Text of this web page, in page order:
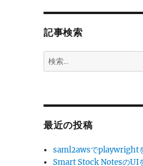
記事検索
検
索:
最近の投稿
saml2awsでplaywright
Smart Stock NotesのUI